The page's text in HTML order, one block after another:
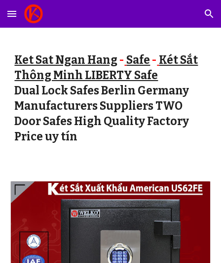
Skip to main content Skip to navigation
Ket Sat Ngan Hang - Safe - Két Sắt
Thông Minh LIBERTY Safe
Dual Lock Safes Berlin Germany
Manufacturers Suppliers TWO
Door Safes High Quality Factory
Price uy tín